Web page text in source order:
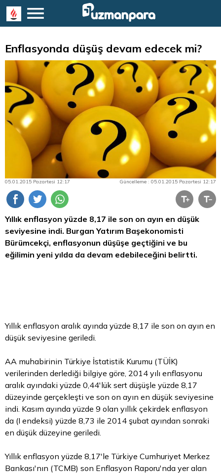
Enflasyonda düşüş devam edecek mi?
05.01.2015 Pazartesi 12:17 Güncelleme : 05.01.2015 Pazartesi 12:17
Yıllık enflasyon yüzde 8,17 ile son on ayın en düşük
seviyesine indi. Burgan Yatırım Başekonomisti
Bürümcekçi, enflasyonun düşüşe geçtiğini ve bu
eğilimin yeni yılda da devam edebileceğini belirtti.
Yıllık enflasyon aralık ayında yüzde 8,17 ile son on ayın en
düşük seviyesine geriledi.
AA muhabirinin Türkiye İstatistik Kurumu (TÜİK)
verilerinden derlediği bilgiye göre, 2014 yılı enflasyonu
aralık ayındaki yüzde 0,44'lük sert düşüşle yüzde 8,17
düzeyinde gerçekleşti ve son on ayın en düşük seviyesine
indi. Kasım ayında yüzde 9 olan yıllık çekirdek enflasyon
da (I endeksi) yüzde 8,73 ile 2014 şubat ayından sonraki
en düşük düzeyine geriledi.
Yıllık enflasyon yüzde 8,17'le Türkiye Cumhuriyet Merkez
Bankası'nın (TCMB) son Enflasyon Raporu'nda yer alan